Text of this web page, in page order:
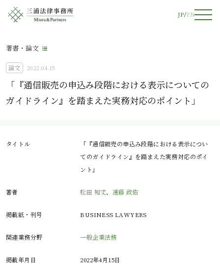
JP EN
著書・論文
論文 2022.04.15
「『通信販売の申込み段階における表示についての
ガイドライン』を踏まえた実務対応のポイント」
タイトル
「『通信販売の申込み段階における表示につい
てのガイドライン』を踏まえた実務対応のポイ
ント」
著者 松田 知丈、 遠藤 政佑
掲載紙・刊号 BUSINESS LAWYERS
関連業務分野 一般企業法務
掲載年月日 2022年4月15日